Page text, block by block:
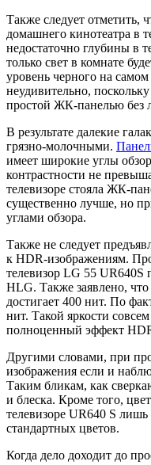
Также следует отметить,
домашнего кинотеатра в
недостаточно глубины в
только свет в комнате
уровень черного на
неудивительно,
простой ЖК-панелью без
В результате далекие
грязно-молочными.
имеет широкие углы
контрастности не
телевизоре стояла ЖК-
существенно лучше, но
углами обзора.
Также не следует
к HDR-изображениям.
телевизор LG 55 UR640S
HLG. Также заявлено, что
достигает 400 нит. По
нит. Такой яркости
полноценный эффект
Другими словами, при
изображения если и
Таким бликам, как
и блеска. Кроме того,
телевизоре UR640 S
стандартных цветов.
Когда дело доходит до